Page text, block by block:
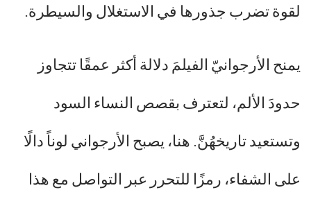
لقوة تضرب جذورها في الاستغلال والسيطرة.
يمنح الأرجوانيّ الفيلمَ دلالة أكثر عمقًا تتجاوز
حدودَ الألم، لتعترف بقصص النساء السود
وتستعيد تاريخهُنَّ. هنا، يصبح الأرجواني لوناً دالًا
على الشفاء، رمزًا للتحرر عبر التواصل مع هذا